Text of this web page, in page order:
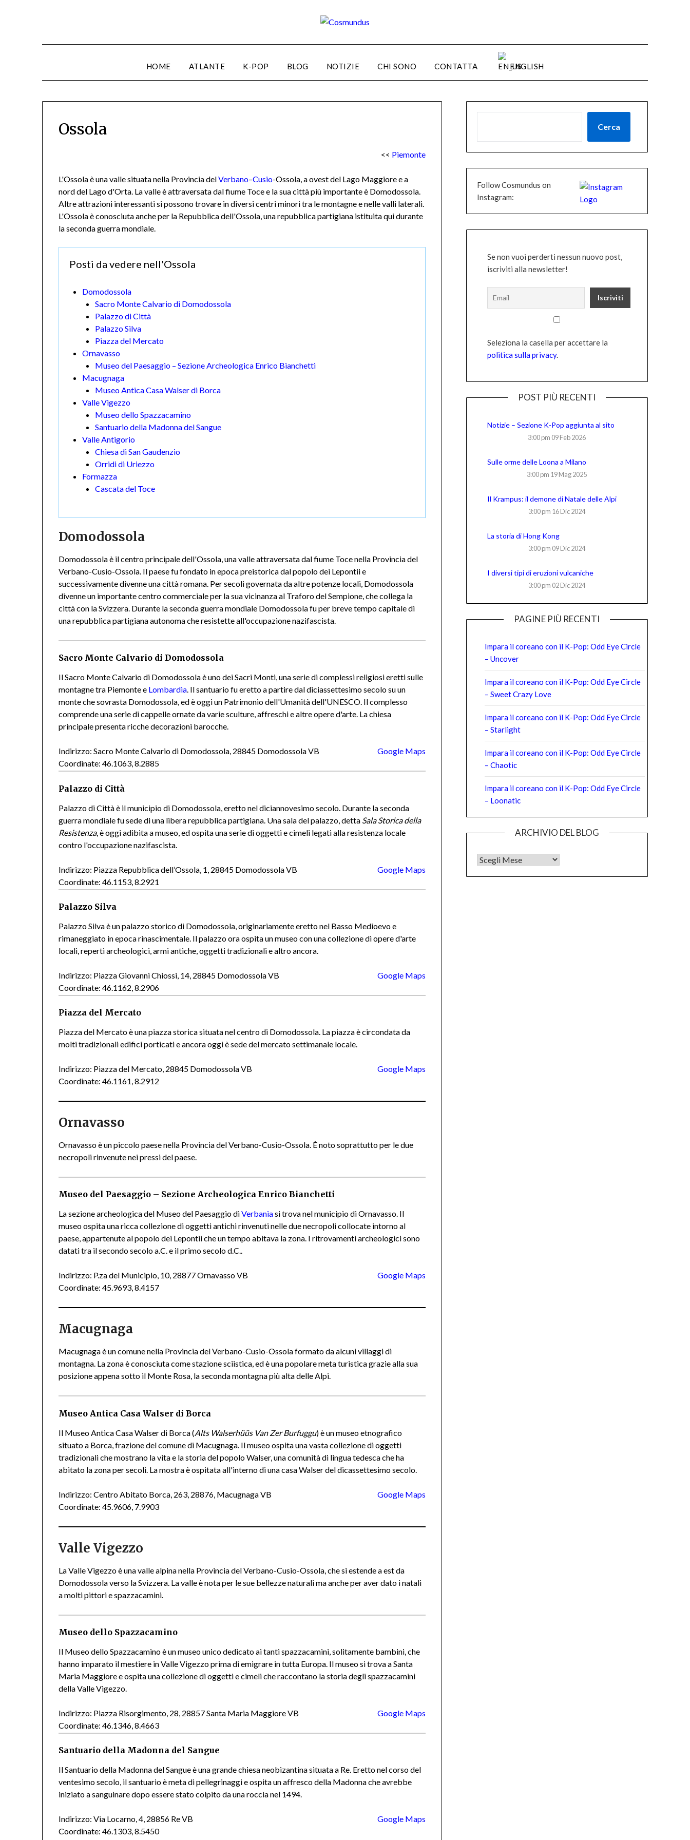
HOME ATLANTE K-POP BLOG NOTIZIE CHI SONO CONTATTA ENGLISH
Ossola
<< Piemonte
L'Ossola è una valle situata nella Provincia delVerbano–Cusio-Ossola, a ovest del Lago Maggiore e a
nord del Lago d'Orta. La valle è attraversata dal fiume Toce e la sua città più importante è Domodossola.
Altre attrazioni interessanti si possono trovare in diversi centri minori tra le montagne e nelle valli laterali.
L'Ossola è conosciuta anche per la Repubblica dell'Ossola, una repubblica partigiana istituita qui durante
la seconda guerra mondiale.
Posti da vedere nell'Ossola
Domodossola
Sacro Monte Calvario di Domodossola
Palazzo di Città
Palazzo Silva
Piazza del Mercato
Ornavasso
Museo del Paesaggio – Sezione Archeologica Enrico Bianchetti
Macugnaga
Museo Antica Casa Walser di Borca
Valle Vigezzo
Museo dello Spazzacamino
Santuario della Madonna del Sangue
Valle Antigorio
Chiesa di San Gaudenzio
Orridi di Uriezzo
Formazza
Cascata del Toce
Domodossola
Domodossola è il centro principale dell'Ossola, una valle attraversata dal fiume Toce nella Provincia del
Verbano-Cusio-Ossola. Il paese fu fondato in epoca preistorica dal popolo dei Lepontii e
successivamente divenne una città romana. Per secoli governata da altre potenze locali, Domodossola
divenne un importante centro commerciale per la sua vicinanza al Traforo del Sempione, che collega la
città con la Svizzera. Durante la seconda guerra mondiale Domodossola fu per breve tempo capitale di
una repubblica partigiana autonoma che resistette all'occupazione nazifascista.
Sacro Monte Calvario di Domodossola
Il Sacro Monte Calvario di Domodossola è uno dei Sacri Monti, una serie di complessi religiosi eretti sulle
montagne tra Piemonte e Lombardia. Il santuario fu eretto a partire dal diciassettesimo secolo su un
monte che sovrasta Domodossola, ed è oggi un Patrimonio dell'Umanità dell'UNESCO. Il complesso
comprende una serie di cappelle ornate da varie sculture, affreschi e altre opere d'arte. La chiesa
principale presenta ricche decorazioni barocche.
Indirizzo: Sacro Monte Calvario di Domodossola, 28845 Domodossola VB
Coordinate: 46.1063, 8.2885
Google Maps
Palazzo di Città
Palazzo di Città è il municipio di Domodossola, eretto nel diciannovesimo secolo. Durante la seconda
guerra mondiale fu sede di una libera repubblica partigiana. Una sala del palazzo, detta Sala Storica della
Resistenza, è oggi adibita a museo, ed ospita una serie di oggetti e cimeli legati alla resistenza locale
contro l'occupazione nazifascista.
Indirizzo: Piazza Repubblica dell’Ossola, 1, 28845 Domodossola VB
Coordinate: 46.1153, 8.2921
Google Maps
Palazzo Silva
Palazzo Silva è un palazzo storico di Domodossola, originariamente eretto nel Basso Medioevo e
rimaneggiato in epoca rinascimentale. Il palazzo ora ospita un museo con una collezione di opere d'arte
locali, reperti archeologici, armi antiche, oggetti tradizionali e altro ancora.
Indirizzo: Piazza Giovanni Chiossi, 14, 28845 Domodossola VB
Coordinate: 46.1162, 8.2906
Google Maps
Piazza del Mercato
Piazza del Mercato è una piazza storica situata nel centro di Domodossola. La piazza è circondata da
molti tradizionali edifici porticati e ancora oggi è sede del mercato settimanale locale.
Indirizzo: Piazza del Mercato, 28845 Domodossola VB
Coordinate: 46.1161, 8.2912
Google Maps
Ornavasso
Ornavasso è un piccolo paese nella Provincia del Verbano-Cusio-Ossola. È noto soprattutto per le due
necropoli rinvenute nei pressi del paese.
Museo del Paesaggio – Sezione Archeologica Enrico Bianchetti
La sezione archeologica del Museo del Paesaggio diVerbaniasi trova nel municipio di Ornavasso. Il
museo ospita una ricca collezione di oggetti antichi rinvenuti nelle due necropoli collocate intorno al
paese, appartenute al popolo dei Lepontii che un tempo abitava la zona. I ritrovamenti archeologici sono
datati tra il secondo secolo a.C. e il primo secolo d.C..
Indirizzo: P.za del Municipio, 10, 28877 Ornavasso VB
Coordinate: 45.9693, 8.4157
Google Maps
Macugnaga
Macugnaga è un comune nella Provincia del Verbano-Cusio-Ossola formato da alcuni villaggi di
montagna. La zona è conosciuta come stazione sciistica, ed è una popolare meta turistica grazie alla sua
posizione appena sotto il Monte Rosa, la seconda montagna più alta delle Alpi.
Museo Antica Casa Walser di Borca
Il Museo Antica Casa Walser di Borca (Alts Walserhüüs Van Zer Burfuggu) è un museo etnografico
situato a Borca, frazione del comune di Macugnaga. Il museo ospita una vasta collezione di oggetti
tradizionali che mostrano la vita e la storia del popolo Walser, una comunità di lingua tedesca che ha
abitato la zona per secoli. La mostra è ospitata all'interno di una casa Walser del dicassettesimo secolo.
Indirizzo: Centro Abitato Borca, 263, 28876, Macugnaga VB
Coordinate: 45.9606, 7.9903
Google Maps
Valle Vigezzo
La Valle Vigezzo è una valle alpina nella Provincia del Verbano-Cusio-Ossola, che si estende a est da
Domodossola verso la Svizzera. La valle è nota per le sue bellezze naturali ma anche per aver dato i natali
a molti pittori e spazzacamini.
Museo dello Spazzacamino
Il Museo dello Spazzacamino è un museo unico dedicato ai tanti spazzacamini, solitamente bambini, che
hanno imparato il mestiere in Valle Vigezzo prima di emigrare in tutta Europa. Il museo si trova a Santa
Maria Maggiore e ospita una collezione di oggetti e cimeli che raccontano la storia degli spazzacamini
della Valle Vigezzo.
Indirizzo: Piazza Risorgimento, 28, 28857 Santa Maria Maggiore VB
Coordinate: 46.1346, 8.4663
Google Maps
Santuario della Madonna del Sangue
Il Santuario della Madonna del Sangue è una grande chiesa neobizantina situata a Re. Eretto nel corso del
ventesimo secolo, il santuario è meta di pellegrinaggi e ospita un affresco della Madonna che avrebbe
iniziato a sanguinare dopo essere stato colpito da una roccia nel 1494.
Indirizzo: Via Locarno, 4, 28856 Re VB
Coordinate: 46.1303, 8.5450
Google Maps
Cerca
Follow Cosmundus on
Instagram:
Se non vuoi perderti nessun nuovo post,
iscriviti alla newsletter!
Seleziona la casella per accettare la
politica sulla privacy.
POST PIÙ RECENTI
Notizie – Sezione K-Pop aggiunta al sito
3:00 pm 09 Feb 2026
Sulle orme delle Loona a Milano
3:00 pm 19 Mag 2025
Il Krampus: il demone di Natale delle Alpi
3:00 pm 16 Dic 2024
La storia di Hong Kong
3:00 pm 09 Dic 2024
I diversi tipi di eruzioni vulcaniche
3:00 pm 02 Dic 2024
PAGINE PIÙ RECENTI
Impara il coreano con il K-Pop: Odd Eye Circle
– Uncover
Impara il coreano con il K-Pop: Odd Eye Circle
– Sweet Crazy Love
Impara il coreano con il K-Pop: Odd Eye Circle
– Starlight
Impara il coreano con il K-Pop: Odd Eye Circle
– Chaotic
Impara il coreano con il K-Pop: Odd Eye Circle
– Loonatic
ARCHIVIO DEL BLOG